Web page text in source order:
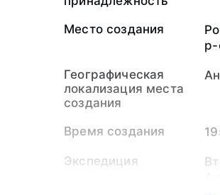
Место создания
р-
Географическая
локализация места
создания
Время создания
Экспедиция